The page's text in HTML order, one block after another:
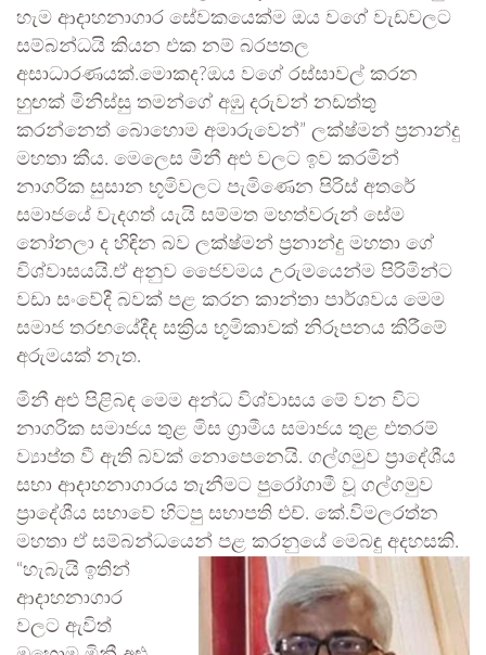
හැම ආදාහනාගාර සේවකයෙක්ම ඔය වගේ වැඩවලට
සම්බන්ධයි කියන එක නම් බරපතල
අසාධාරණයක්.මොකද?ඔය වගේ රස්සාවල් කරන
හුඟක් මිනිස්සු තමන්ගේ අඹු දරුවන් නඩත්තු
කරන්නෙත් බොහොම අමාරුවෙන්” ලක්ෂ්මන් ප්‍රනාන්දු
මහතා කීය. මෙලෙස මිනී අළු වලට ඉව කරමින්
නාගරික සුසාන භූමිවලට පැමිණෙන පිරිස් අතරේ
සමාජයේ වැදගත් යැයි සම්මත මහත්වරුන් සේම
නෝනලා ද හිඳින බව ලක්ෂ්මන් ප්‍රනාන්දු මහතා ගේ
විශ්වාසයයි.ඒ අනුව ජෛවමය උරුමයෙන්ම පිරිමින්ට
වඩා සංවේදී බවක් පළ කරන කාන්තා පාර්ශවය මෙම
සමාජ තරඟයේදීද සක්‍රිය භූමිකාවක් නිරූපනය කිරීමේ
අරුමයක් නැත.
මිනී අළු පිළිබඳ මෙම අන්ධ විශ්වාසය මේ වන විට
නාගරික සමාජය තුළ මිස ග්‍රාමීය සමාජය තුළ එතරම්
ව්‍යාප්ත වී ඇති බවක් නොපෙනෙයි. ගල්ගමුව ප්‍රාදේශීය
සභා ආදාහනාගාරය තැනීමට පුරෝගාමී වූ ගල්ගමුව
ප්‍රාදේශීය සභාවේ හිටපු සභාපති එච්. කේ.විමලරත්න
මහතා ඒ සම්බන්ධයෙන් පළ කරනුයේ මෙබඳු අදහසකි.
“හැබැයි ඉතින්
ආදාහනාගාර
වලට ඇවිත්